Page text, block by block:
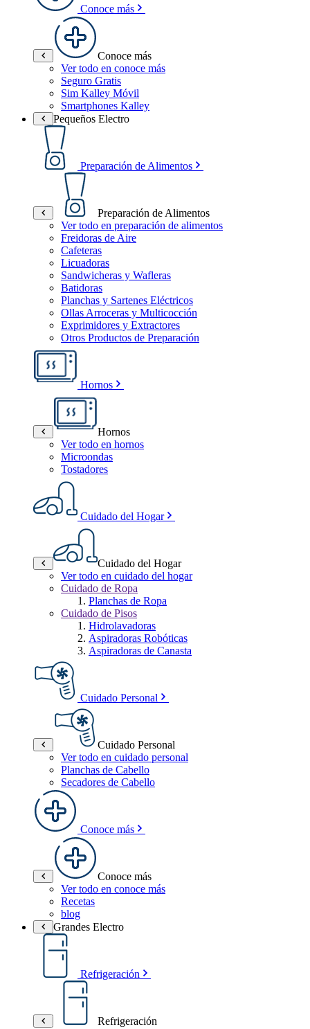
Conoce más
Conoce más
Ver todo en conoce más
Seguro Gratis
Sim Kalley Móvil
Smartphones Kalley
Pequeños Electro
Preparación de Alimentos
Preparación de Alimentos
Ver todo en preparación de alimentos
Freidoras de Aire
Cafeteras
Licuadoras
Sandwicheras y Wafleras
Batidoras
Planchas y Sartenes Eléctricos
Ollas Arroceras y Multicocción
Exprimidores y Extractores
Otros Productos de Preparación
Hornos
Hornos
Ver todo en hornos
Microondas
Tostadores
Cuidado del Hogar
Cuidado del Hogar
Ver todo en cuidado del hogar
Cuidado de Ropa
Planchas de Ropa
Cuidado de Pisos
Hidrolavadoras
Aspiradoras Robóticas
Aspiradoras de Canasta
Cuidado Personal
Cuidado Personal
Ver todo en cuidado personal
Planchas de Cabello
Secadores de Cabello
Conoce más
Conoce más
Ver todo en conoce más
Recetas
blog
Grandes Electro
Refrigeración
Refrigeración